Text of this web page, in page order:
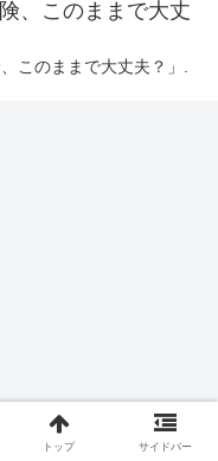
、このままで大丈
このままで大丈夫？」.
トップ サイドバー